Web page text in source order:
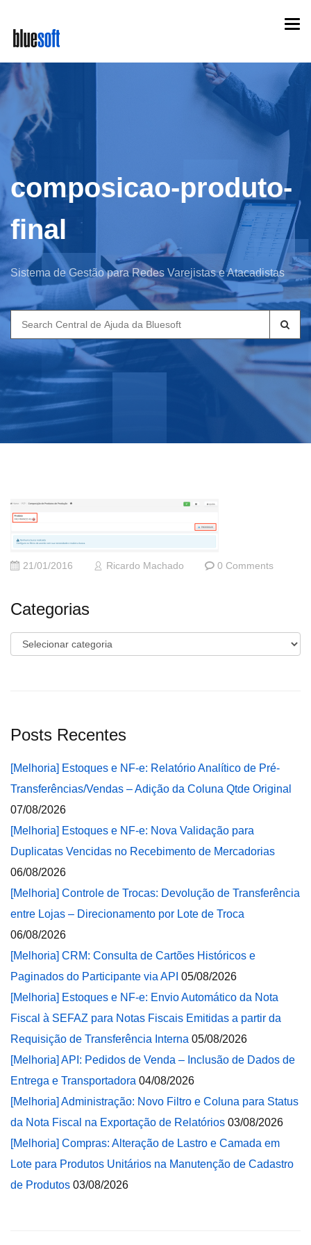
main
content
composicao-produto-
final
Sistema de Gestão para Redes Varejistas e Atacadistas
Search
for:
21/01/2016 Ricardo Machado 0 Comments
Categorias
Categorias
Posts Recentes
[Melhoria] Estoques e NF-e: Relatório Analítico de Pré-
Transferências/Vendas – Adição da Coluna Qtde Original
07/08/2026
[Melhoria] Estoques e NF-e: Nova Validação para
Duplicatas Vencidas no Recebimento de Mercadorias
06/08/2026
[Melhoria] Controle de Trocas: Devolução de Transferência
entre Lojas – Direcionamento por Lote de Troca
06/08/2026
[Melhoria] CRM: Consulta de Cartões Históricos e
Paginados do Participante via API 05/08/2026
[Melhoria] Estoques e NF-e: Envio Automático da Nota
Fiscal à SEFAZ para Notas Fiscais Emitidas a partir da
Requisição de Transferência Interna 05/08/2026
[Melhoria] API: Pedidos de Venda – Inclusão de Dados de
Entrega e Transportadora 04/08/2026
[Melhoria] Administração: Novo Filtro e Coluna para Status
da Nota Fiscal na Exportação de Relatórios 03/08/2026
[Melhoria] Compras: Alteração de Lastro e Camada em
Lote para Produtos Unitários na Manutenção de Cadastro
de Produtos 03/08/2026